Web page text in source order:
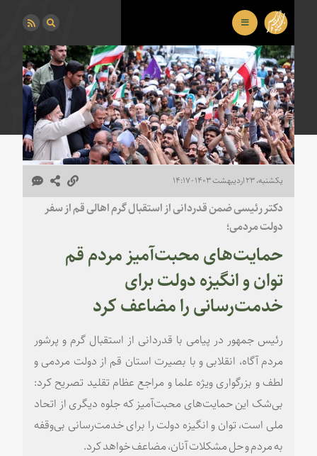
یکشنبه، ۲۳ اردیبهشت ۱۴۰۳ - ۱۴:۱۷
دکتر رئیسی ضمن قدردانی از استقبال گرم اهالی قم از سفر
دولت مردمی؛
حمایت‌های محبت‌آمیز مردم قم
توان و انگیزه دولت برای
خدمت‌رسانی را مضاعف کرد
رئیس جمهور در پیامی با قدردانی از استقبال گرم و پرشور
مردم آگاه، انقلابی و با بصیرت استان قم از دولت مردمی و
لطف و بزرگواری ویژه علما و مراجع عظام تقلید تصریح کرد:
بی‌شک این حمایت‌های محبت‌آمیز که جلوه دیگری از اتحاد
ملی است، توان و انگیزه دولت را برای خدمت‌رسانی بی‌وقفه
به مردم و حل مشکلات آنان، مضاعف خواهد کرد.